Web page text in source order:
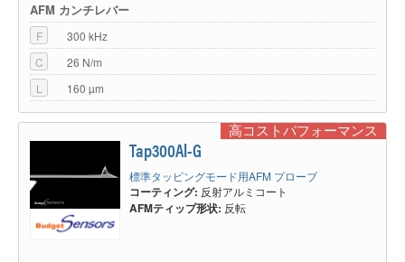
AFM カンチレバー
F
300 kHz
C
26 N/m
L
160 µm
高コストパフォーマンス
Tap300Al-G
標準タッピングモード用AFM プローブ
コーティング: 反射アルミコート
AFMティップ形状: 反転